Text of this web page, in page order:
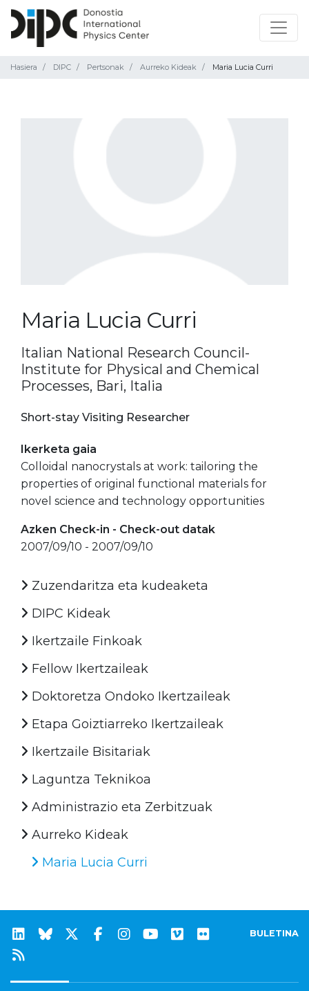
Hasiera DIPC Pertsonak Aurreko Kideak Maria Lucia Curri
Maria Lucia Curri
Italian National Research Council-
Institute for Physical and Chemical
Processes, Bari, Italia
Short-stay Visiting Researcher
Ikerketa gaia
Colloidal nanocrystals at work: tailoring the
properties of original functional materials for
novel science and technology opportunities
Azken Check-in - Check-out datak
2007/09/10 - 2007/09/10
Zuzendaritza eta kudeaketa
DIPC Kideak
Ikertzaile Finkoak
Fellow Ikertzaileak
Doktoretza Ondoko Ikertzaileak
Etapa Goiztiarreko Ikertzaileak
Ikertzaile Bisitariak
Laguntza Teknikoa
Administrazio eta Zerbitzuak
Aurreko Kideak
Maria Lucia Curri
BULETINA